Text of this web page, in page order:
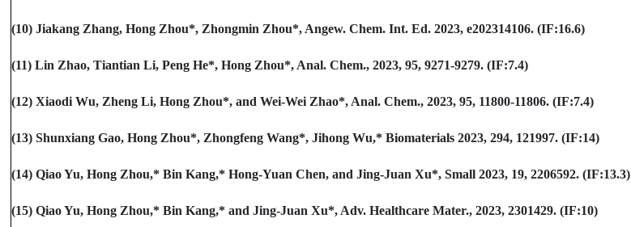
(10) Jiakang Zhang, Hong Zhou*, Zhongmin Zhou*, Angew. Chem. Int. Ed. 2023, e202314106. (IF:16.6)
(11) Lin Zhao, Tiantian Li, Peng He*, Hong Zhou*, Anal. Chem., 2023, 95, 9271-9279. (IF:7.4)
(12) Xiaodi Wu, Zheng Li, Hong Zhou*, and Wei-Wei Zhao*, Anal. Chem., 2023, 95, 11800-11806. (IF:7.4)
(13) Shunxiang Gao, Hong Zhou*, Zhongfeng Wang*, Jihong Wu,* Biomaterials 2023, 294, 121997. (IF:14)
(14) Qiao Yu, Hong Zhou,* Bin Kang,* Hong-Yuan Chen, and Jing-Juan Xu*, Small 2023, 19, 2206592. (IF:13.3)
(15) Qiao Yu, Hong Zhou,* Bin Kang,* and Jing-Juan Xu*, Adv. Healthcare Mater., 2023, 2301429. (IF:10)